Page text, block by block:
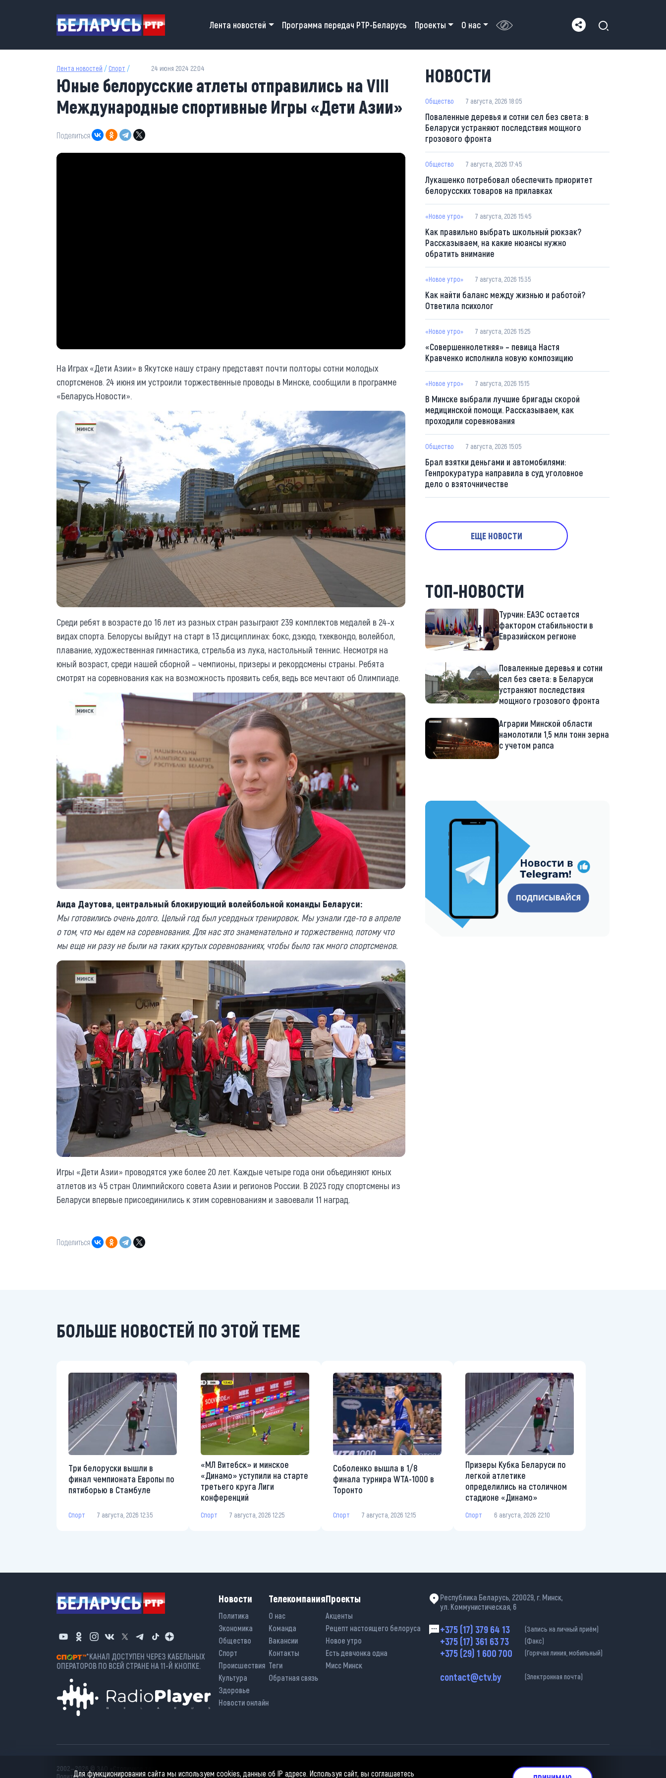
Main navigation
Лента новостей Программа передач РТР-Беларусь Проекты О нас
Лента новостей / Спорт / 24 июня 2024 22:04
Юные белорусские атлеты отправились на VIII
Международные спортивные Игры «Дети Азии»
Поделиться:
На Играх «Дети Азии» в Якутске нашу страну представят почти полторы сотни молодых
спортсменов. 24 июня им устроили торжественные проводы в Минске, сообщили в программе
«Беларусь.Новости».
Среди ребят в возрасте до 16 лет из разных стран разыграют 239 комплектов медалей в 24-х
видах спорта. Белорусы выйдут на старт в 13 дисциплинах: бокс, дзюдо, тхеквондо, волейбол,
плавание, художественная гимнастика, стрельба из лука, настольный теннис. Несмотря на
юный возраст, среди нашей сборной – чемпионы, призеры и рекордсмены страны. Ребята
смотрят на соревнования как на возможность проявить себя, ведь все мечтают об Олимпиаде.
Аида Даутова, центральный блокирующий волейбольной команды Беларуси:
Мы готовились очень долго. Целый год был усердных тренировок. Мы узнали где-то в апреле
о том, что мы едем на соревнования. Для нас это знаменательно и торжественно, потому что
мы еще ни разу не были на таких крутых соревнованиях, чтобы было так много спортсменов.
Игры «Дети Азии» проводятся уже более 20 лет. Каждые четыре года они объединяют юных
атлетов из 45 стран Олимпийского совета Азии и регионов России. В 2023 году спортсмены из
Беларуси впервые присоединились к этим соревнованиям и завоевали 11 наград.
Поделиться:
НОВОСТИ
Общество 7 августа, 2026 18:05
Поваленные деревья и сотни сел без света: в
Беларуси устраняют последствия мощного
грозового фронта
Общество 7 августа, 2026 17:45
Лукашенко потребовал обеспечить приоритет
белорусских товаров на прилавках
«Новое утро» 7 августа, 2026 15:45
Как правильно выбрать школьный рюкзак?
Рассказываем, на какие нюансы нужно
обратить внимание
«Новое утро» 7 августа, 2026 15:35
Как найти баланс между жизнью и работой?
Ответила психолог
«Новое утро» 7 августа, 2026 15:25
«Совершеннолетняя» – певица Настя
Кравченко исполнила новую композицию
«Новое утро» 7 августа, 2026 15:15
В Минске выбрали лучшие бригады скорой
медицинской помощи. Рассказываем, как
проходили соревнования
Общество 7 августа, 2026 15:05
Брал взятки деньгами и автомобилями:
Генпрокуратура направила в суд уголовное
дело о взяточничестве
ЕЩЕ НОВОСТИ
ТОП-НОВОСТИ
Турчин: ЕАЭС остается
фактором стабильности в
Евразийском регионе
Поваленные деревья и сотни
сел без света: в Беларуси
устраняют последствия
мощного грозового фронта
Аграрии Минской области
намолотили 1,5 млн тонн зерна
с учетом рапса
https://t.me/minskctvby
БОЛЬШЕ НОВОСТЕЙ ПО ЭТОЙ ТЕМЕ
Три белоруски вышли в
финал чемпионата Европы по
пятиборью в Стамбуле
Спорт 7 августа, 2026 12:35
«МЛ Витебск» и минское
«Динамо» уступили на старте
третьего круга Лиги
конференций
Спорт 7 августа, 2026 12:25
Соболенко вышла в 1/8
финала турнира WTA-1000 в
Торонто
Спорт 7 августа, 2026 12:15
Призеры Кубка Беларуси по
легкой атлетике
определились на столичном
стадионе «Динамо»
Спорт 6 августа, 2026 22:10
*КАНАЛ ДОСТУПЕН ЧЕРЕЗ КАБЕЛЬНЫХ
ОПЕРАТОРОВ ПО ВСЕЙ СТРАНЕ НА 11-Й КНОПКЕ.
Новости
Политика
Экономика
Общество
Спорт
Происшествия
Культура
Здоровье
Новости онлайн
Телекомпания
О нас
Команда
Вакансии
Контакты
Теги
Обратная связь
Проекты
Акценты
Рецепт настоящего белоруса
Новое утро
Есть девчонка одна
Мисс Минск
Республика Беларусь, 220029, г. Минск,
ул. Коммунистическая, 6
+375 (17) 379 64 13 (Запись на личный приём)
+375 (17) 361 63 73 (Факс)
+375 (29) 1 600 700 (Горячая линия, мобильный)
contact@ctv.by (Электронная почта)
2002—2026 © ЗАО «Столичное телевидение». При любом использовании материалов активная гиперссылка на «belarus-news.by» обязательна.
Политика обработки персональных данных
Для функционирования сайта мы используем cookies, данные об IP адресе. Используя сайт, вы соглашаетесь